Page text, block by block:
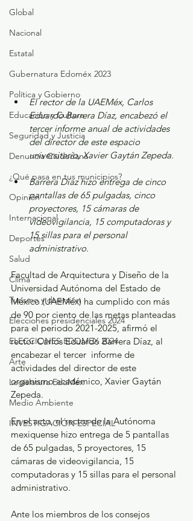
Global
Nacional
Estatal
Gubernatura Edoméx 2023
Política y Gobierno
Educación y Cultura
Seguridad y Justicia
Denuncia Ciudadana
¿Qué pasa en tus municipios?
Opinión
Internacional
Deportes
Salud
Clima
Turismo y diversión
Elecciones presidenciales 2024
ELECCIONES EDOMEX 2024
Arte
Legislatura EdoMéx
Medio Ambiente
INVESTIGACIÓN ESPECIAL
El rector de la UAEMéx, Carlos
Eduardo Barrera Díaz, encabezó el
tercer informe anual de actividades
del director de este espacio
universitario, Xavier Gaytán Zepeda.
Barrera Díaz hizo entrega de cinco
pantallas de 65 pulgadas, cinco
proyectores, 15 cámaras de
videovigilancia, 15 computadoras y
15 sillas para el personal
administrativo.
Facultad de Arquitectura y Diseño de la
Universidad Autónoma del Estado de
México (UAEMéx) ha cumplido con más
de 90 por ciento de las metas planteadas
para el periodo 2021-2025, afirmó el
rector Carlos Eduardo Barrera Díaz, al
encabezar el tercer  informe de
actividades del director de este
organismo académico, Xavier Gaytán
Zepeda.
En el acto, el rector de la Autónoma
mexiquense hizo entrega de 5 pantallas
de 65 pulgadas, 5 proyectores, 15
cámaras de videovigilancia, 15
computadoras y 15 sillas para el personal
administrativo.
Ante los miembros de los consejos